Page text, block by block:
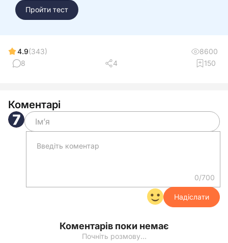
Пройти тест
4.9(343)
8600
8
4 150
Коментарі
0/700
Надіслати
Коментарів поки немає
Почніть розмову…